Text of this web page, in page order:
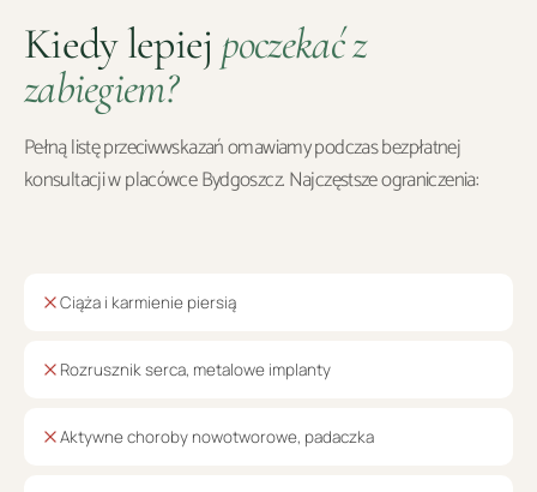
Kiedy lepiej poczekać z
zabiegiem?
Pełną listę przeciwwskazań omawiamy podczas bezpłatnej
konsultacji w placówceBydgoszcz. Najczęstsze ograniczenia:
Ciąża i karmienie piersią
Rozrusznik serca, metalowe implanty
Aktywne choroby nowotworowe, padaczka